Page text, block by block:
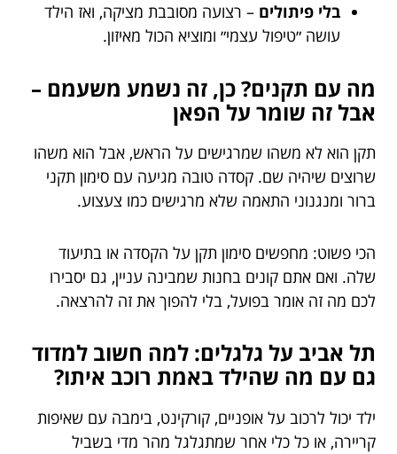
בלי פיתולים – רצועה מסובבת מציקה, ואז הילד
עושה ״טיפול עצמי״ ומוציא הכול מאיזון.
מה עם תקנים? כן, זה נשמע משעמם –
אבל זה שומר על הפאן
תקן הוא לא משהו שמרגישים על הראש, אבל הוא משהו
שרוצים שיהיה שם. קסדה טובה מגיעה עם סימון תקני
ברור ומנגנוני התאמה שלא מרגישים כמו צעצוע.
הכי פשוט: מחפשים סימון תקן על הקסדה או בתיעוד
שלה. ואם אתם קונים בחנות שמבינה עניין, גם יסבירו
לכם מה זה אומר בפועל, בלי להפוך את זה להרצאה.
תל אביב על גלגלים: למה חשוב למדוד
גם עם מה שהילד באמת רוכב איתו?
ילד יכול לרכוב על אופניים, קורקינט, בימבה עם שאיפות
קריירה, או כל כלי אחר שמתגלגל מהר מדי בשביל